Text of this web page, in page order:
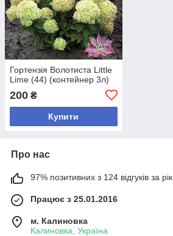
Гортензія Волотиста Little
Lime (44) (контейнер 3л)
200 ₴
Купити
Про нас
97% позитивних з 124 відгуків за рік
Працює з 25.01.2016
м. Калиновка
Калиновка, Україна